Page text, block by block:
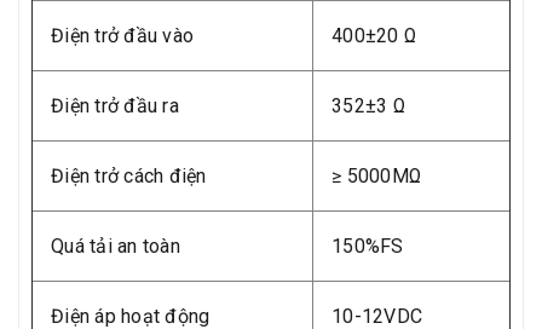
Điện trở đầu vào 400±20 Ω
Điện trở đầu ra 352±3 Ω
Điện trở cách điện ≥ 5000MΩ
Quá tải an toàn 150%FS
Điện áp hoạt động 10-12VDC